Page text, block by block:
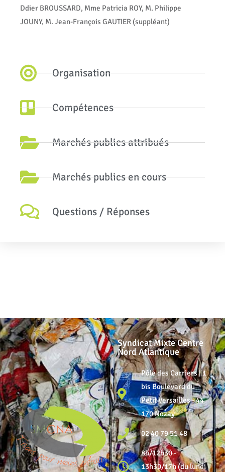
Ddier BROUSSARD, Mme Patricia ROY, M. Philippe
JOUNY, M. Jean-François GAUTIER (suppléant)
Organisation
Compétences
Marchés publics attribués
Marchés publics en cours
Questions / Réponses
Syndicat Mixte Centre
Nord Atlantique
Pôle des Carriers | 1
bis Boulevard du
Petit Versailles - 44
170 Nozay
02 40 79 51 48
8h/12h30 -
13h30/17h (du lundi